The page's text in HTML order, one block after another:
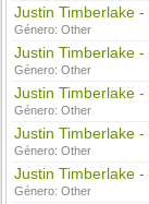
Justin Timberlake
Género:Other
Justin Timberlake -
Género:Other
Justin Timberlake
Género:Other
Justin Timberlake
Género:Other
Justin Timberlake -
Género:Other